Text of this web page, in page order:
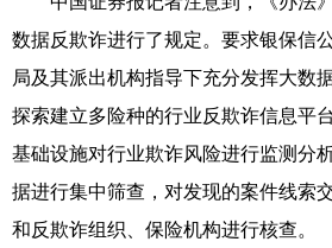
数据反欺诈进行了规定。要求银保信
局及其派出机构指导下充分发挥大数
探索建立多险种的行业反欺诈信息平
基础设施对行业欺诈风险进行监测分
据进行集中筛查，对发现的案件线索
和反欺诈组织、保险机构进行核查。